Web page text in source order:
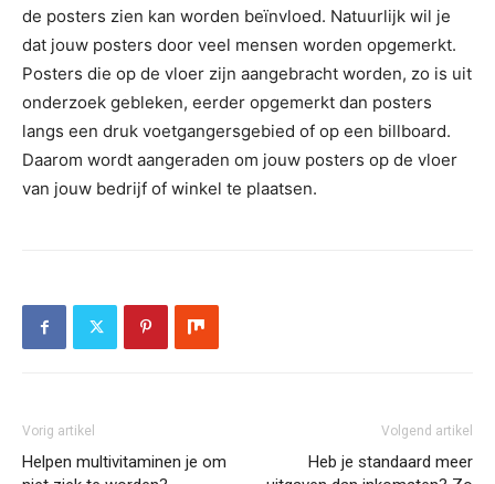
de posters zien kan worden beïnvloed. Natuurlijk wil je
dat jouw posters door veel mensen worden opgemerkt.
Posters die op de vloer zijn aangebracht worden, zo is uit
onderzoek gebleken, eerder opgemerkt dan posters
langs een druk voetgangersgebied of op een billboard.
Daarom wordt aangeraden om jouw posters op de vloer
van jouw bedrijf of winkel te plaatsen.
Vorig artikel
Helpen multivitaminen je om
Volgend artikel
Heb je standaard meer